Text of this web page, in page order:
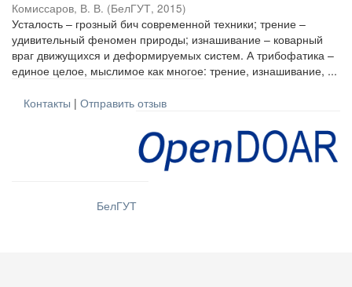
Комиссаров, В. В. (БелГУТ, 2015)
Усталость – грозный бич современной техники; трение –
удивительный феномен природы; изнашивание – коварный
враг движущихся и деформируемых систем. А трибофатика –
единое целое, мыслимое как многое: трение, изнашивание, ...
Контакты | Отправить отзыв
БелГУТ